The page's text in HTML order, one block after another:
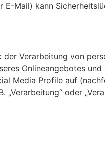
Mail) kann
Verarbeitung von
Onlineangebotes
Media Profile auf
oder